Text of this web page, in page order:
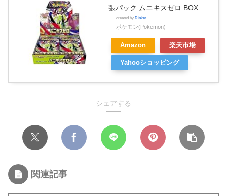
張パック ムニキスゼロ BOX
created by Rinker
ポケモン(Pokemon)
Amazon 楽天市場
Yahooショッピング
シェアする
関連記事